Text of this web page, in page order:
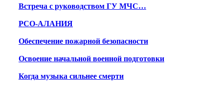
Встреча с руководством ГУ МЧС…
РСО-АЛАНИЯ
Обеспечение пожарной безопасности
Освоение начальной военной подготовки
Когда музыка сильнее смерти